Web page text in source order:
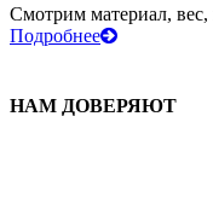
Смотрим материал, вес,
Подробнее
НАМ ДОВЕРЯЮТ